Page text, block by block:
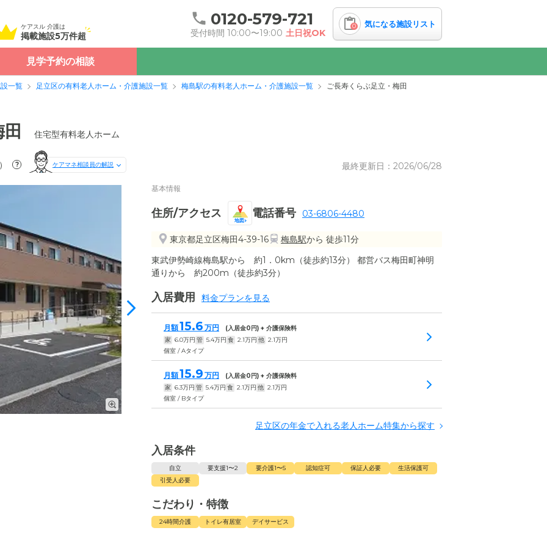
ケアスル 介護は
掲載施設5万件超
0120-579-721
受付時間 10:00〜19:00 土日祝OK
0 気になる施設リスト
見学予約の相談
一覧 足立区の有料老人ホーム・介護施設一覧 梅島駅の有料老人ホーム・介護施設一覧 ご長寿くらぶ足立・梅田
住宅型有料老人ホーム
? ケアマネ相談員の解説 最終更新日：2026/06/28
基本情報
住所/アクセス
地図
電話番号 03-6806-4480
東京都足立区梅田4-39-16 梅島駅から 徒歩11分
東武伊勢崎線梅島駅から 約1．0km（徒歩約13分） 都営バス梅田町神明
通りから 約200m（徒歩約3分）
入居費用 料金プランを見る
月額15.6 万円 (入居金0円) + 介護保険料
家 6.0万円 管 5.4万円 食 2.1万円 他 2.1万円
個室 / Aタイプ
月額15.9 万円 (入居金0円) + 介護保険料
家 6.3万円 管 5.4万円 食 2.1万円 他 2.1万円
個室 / Bタイプ
足立区の年金で入れる老人ホーム特集から探す
入居条件
自立 要支援1〜2 要介護1〜5 認知症可 保証人必要
生活保護可
引受人必要
こだわり・特徴
24時間介護 トイレ有居室 デイサービス